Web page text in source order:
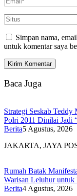
Simpan nama,
untuk komentar saya
Baca Juga
Strategi Seskab
Polri 2011 Dinilai Jadi
Berita5 Agustus, 2026
JAKARTA, JAYA
Rumah Batak
Warisan Leluhur untuk
Berita4 Agustus, 2026